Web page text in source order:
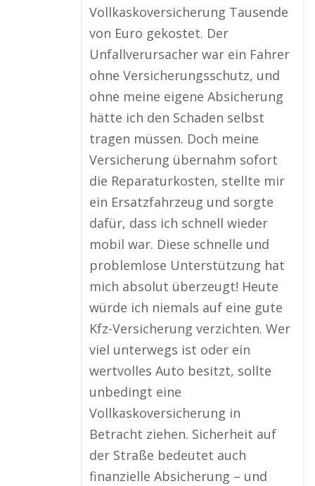
Vollkaskoversicherung Tausende
von Euro gekostet. Der
Unfallverursacher war ein Fahrer
ohne Versicherungsschutz, und
ohne meine eigene Absicherung
hätte ich den Schaden selbst
tragen müssen. Doch meine
Versicherung übernahm sofort
die Reparaturkosten, stellte mir
ein Ersatzfahrzeug und sorgte
dafür, dass ich schnell wieder
mobil war. Diese schnelle und
problemlose Unterstützung hat
mich absolut überzeugt! Heute
würde ich niemals auf eine gute
Kfz-Versicherung verzichten. Wer
viel unterwegs ist oder ein
wertvolles Auto besitzt, sollte
unbedingt eine
Vollkaskoversicherung in
Betracht ziehen. Sicherheit auf
der Straße bedeutet auch
finanzielle Absicherung – und